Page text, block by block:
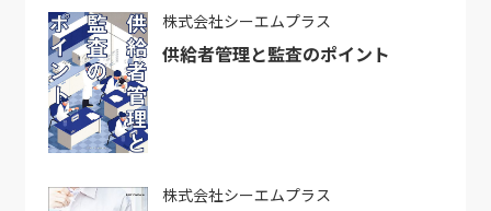
株式会社シーエムプラス
供給者管理と監査のポイント
株式会社シーエムプラス